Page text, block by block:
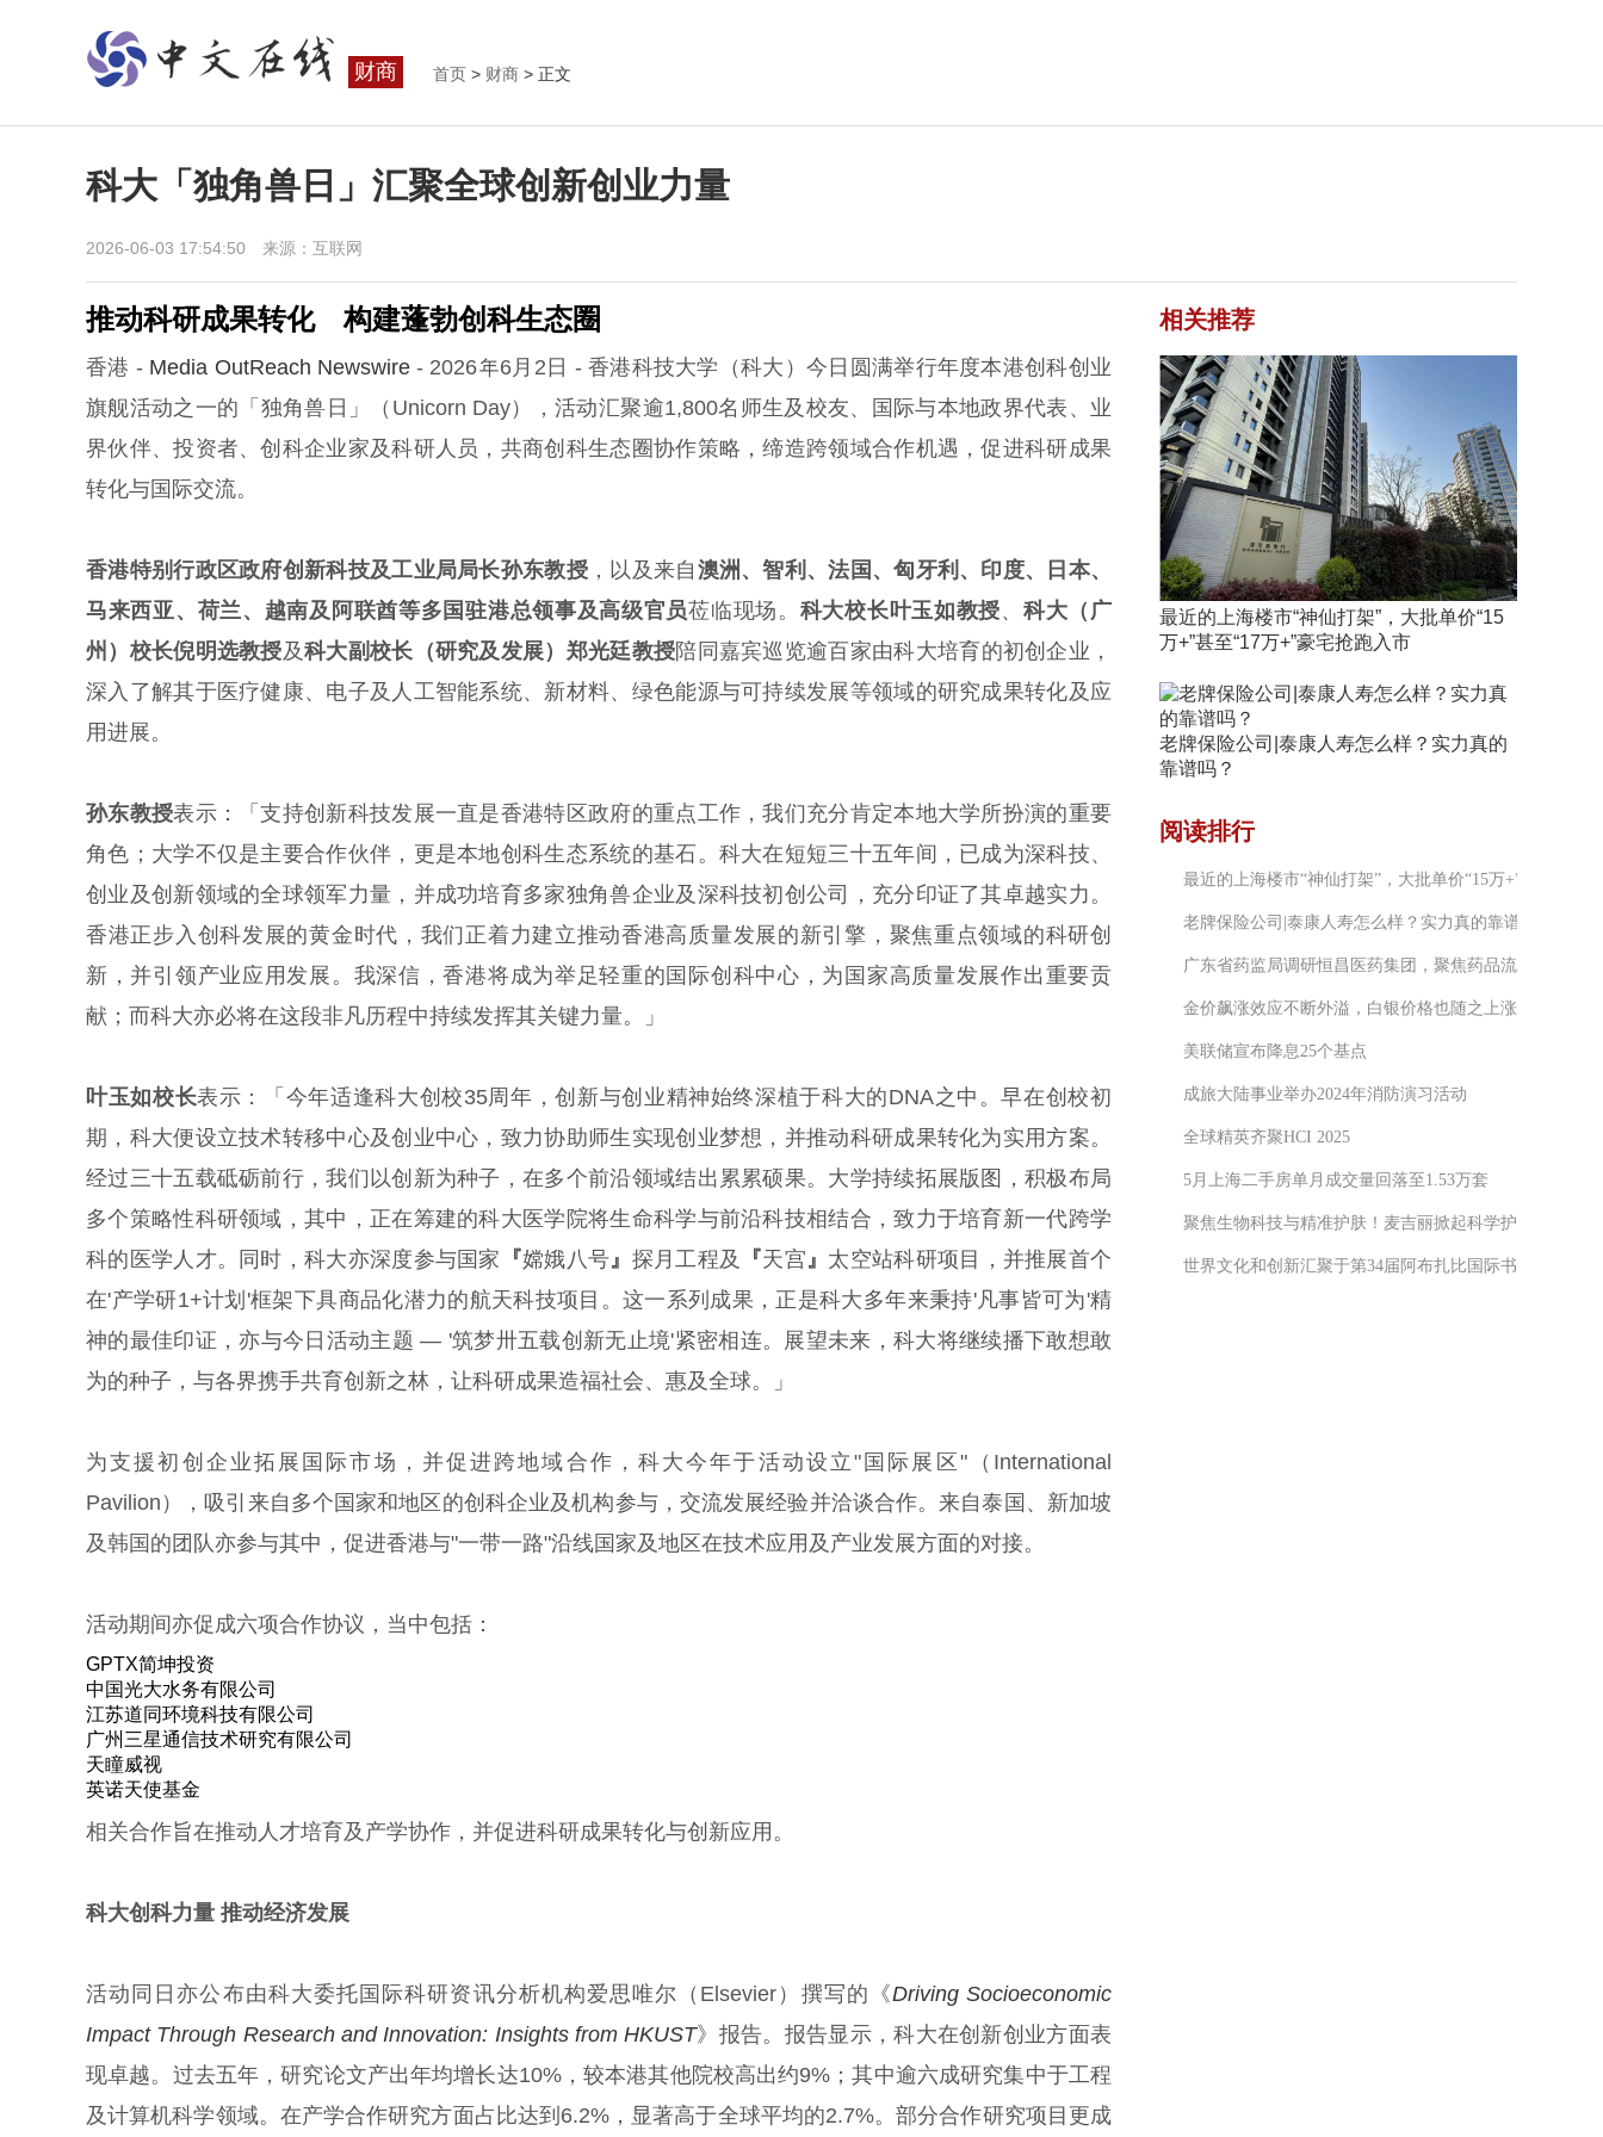
财商 首页 > 财商 > 正文
科大「独角兽日」汇聚全球创新创业力量
2026-06-03 17:54:50 来源：互联网
推动科研成果转化 构建蓬勃创科生态圈
香港 - Media OutReach Newswire- 2026年6月2日 - 香港科技大学（科大）今日圆满举行年度本港创科创业
旗舰活动之一的「独角兽日」（Unicorn Day），活动汇聚逾1,800名师生及校友、国际与本地政界代表、业
界伙伴、投资者、创科企业家及科研人员，共商创科生态圈协作策略，缔造跨领域合作机遇，促进科研成果
转化与国际交流。
香港特别行政区政府创新科技及工业局局长孙东教授 ，以及来自 澳洲、智利、法国、匈牙利、印度、日本、
马来西亚、荷兰、越南及阿联酋等多国驻港总领事及高级官员莅临现场。 科大校长叶玉如教授、 科大（广
州）校长倪明选教授及科大副校长（研究及发展）郑光廷教授陪同嘉宾巡览逾百家由科大培育的初创企业，
深入了解其于医疗健康、电子及人工智能系统、新材料、绿色能源与可持续发展等领域的研究成果转化及应
用进展。
孙东教授表示：「支持创新科技发展一直是香港特区政府的重点工作，我们充分肯定本地大学所扮演的重要
角色；大学不仅是主要合作伙伴，更是本地创科生态系统的基石。科大在短短三十五年间，已成为深科技、
创业及创新领域的全球领军力量，并成功培育多家独角兽企业及深科技初创公司，充分印证了其卓越实力。
香港正步入创科发展的黄金时代，我们正着力建立推动香港高质量发展的新引擎，聚焦重点领域的科研创
新，并引领产业应用发展。我深信，香港将成为举足轻重的国际创科中心，为国家高质量发展作出重要贡
献；而科大亦必将在这段非凡历程中持续发挥其关键力量。」
叶玉如校长表示：「今年适逢科大创校35周年，创新与创业精神始终深植于科大的DNA之中。早在创校初
期，科大便设立技术转移中心及创业中心，致力协助师生实现创业梦想，并推动科研成果转化为实用方案。
经过三十五载砥砺前行，我们以创新为种子，在多个前沿领域结出累累硕果。大学持续拓展版图，积极布局
多个策略性科研领域，其中，正在筹建的科大医学院将生命科学与前沿科技相结合，致力于培育新一代跨学
科的医学人才。同时，科大亦深度参与国家 『嫦娥八号』 探月工程及 『天宫』 太空站科研项目，并推展首个
在'产学研1+计划'框架下具商品化潜力的航天科技项目。这一系列成果，正是科大多年来秉持'凡事皆可为'精
神的最佳印证，亦与今日活动主题 — '筑梦卅五载创新无止境'紧密相连。展望未来，科大将继续播下敢想敢
为的种子，与各界携手共育创新之林，让科研成果造福社会、惠及全球。」
为支援初创企业拓展国际市场，并促进跨地域合作，科大今年于活动设立"国际展区"（International
Pavilion），吸引来自多个国家和地区的创科企业及机构参与，交流发展经验并洽谈合作。来自泰国、新加坡
及韩国的团队亦参与其中，促进香港与"一带一路"沿线国家及地区在技术应用及产业发展方面的对接。
活动期间亦促成六项合作协议，当中包括：
GPTX简坤投资
中国光大水务有限公司
江苏道同环境科技有限公司
广州三星通信技术研究有限公司
天瞳威视
英诺天使基金
相关合作旨在推动人才培育及产学协作，并促进科研成果转化与创新应用。
科大创科力量 推动经济发展
活动同日亦公布由科大委托国际科研资讯分析机构爱思唯尔（Elsevier）撰写的《Driving Socioeconomic
Impact Through Research and Innovation: Insights from HKUST》报告。报告显示，科大在创新创业方面表
现卓越。过去五年，研究论文产出年均增长达10%，较本港其他院校高出约9%；其中逾六成研究集中于工程
及计算机科学领域。在产学合作研究方面占比达到6.2%，显著高于全球平均的2.7%。部分合作研究项目更成
相关推荐
最近的上海楼市“神仙打架”，大批单价“15
万+”甚至“17万+”豪宅抢跑入市
老牌保险公司|泰康人寿怎么样？实力真的
靠谱吗？
阅读排行
最近的上海楼市“神仙打架”，大批单价“15万+”甚至“17万
老牌保险公司|泰康人寿怎么样？实力真的靠谱吗？
广东省药监局调研恒昌医药集团，聚焦药品流通产业高
金价飙涨效应不断外溢，白银价格也随之上涨
美联储宣布降息25个基点
成旅大陆事业举办2024年消防演习活动
全球精英齐聚HCI 2025
5月上海二手房单月成交量回落至1.53万套
聚焦生物科技与精准护肤！麦吉丽掀起科学护肤新浪潮
世界文化和创新汇聚于第34届阿布扎比国际书展